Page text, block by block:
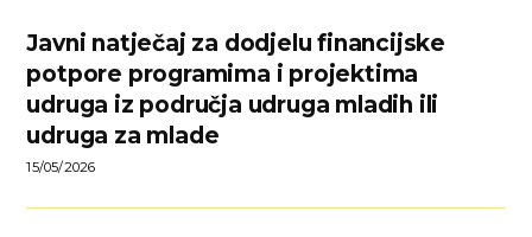
Javni natječaj za dodjelu financijske
potpore programima i projektima
udruga iz područja udruga mladih ili
udruga za mlade
15/05/2026